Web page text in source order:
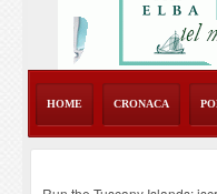
HOME CRONACA